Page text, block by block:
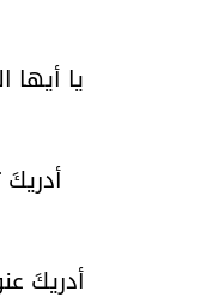
يا
أدريكَ